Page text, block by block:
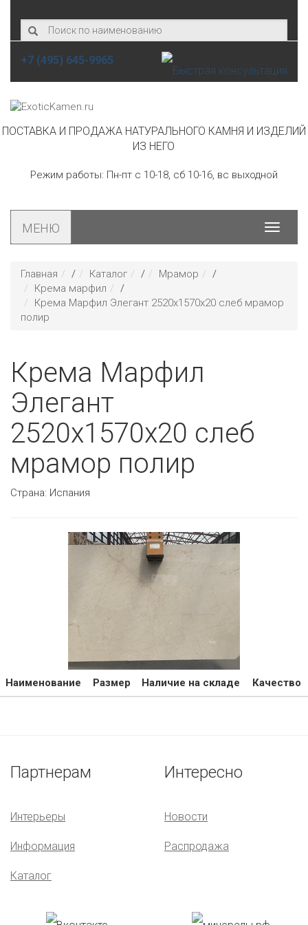
+7 (495) 645-9965
ПОСТАВКА И ПРОДАЖА НАТУРАЛЬНОГО КАМНЯ И ИЗДЕЛИЙ
ИЗ НЕГО
Режим работы: Пн-пт с 10-18, сб 10-16, вс выходной
Toggle
МЕНЮ
Главная / Каталог / Мрамор
/
Крема марфил
/
Крема Марфил Элегант 2520х1570х20 слеб мрамор
полир
Крема Марфил
Элегант
2520х1570х20 слеб
мрамор полир
Страна: Испания
Наименование Размер Наличие на складе Качество
Партнерам
Интерьеры
Информация
Каталог
Интересно
Новости
Распродажа